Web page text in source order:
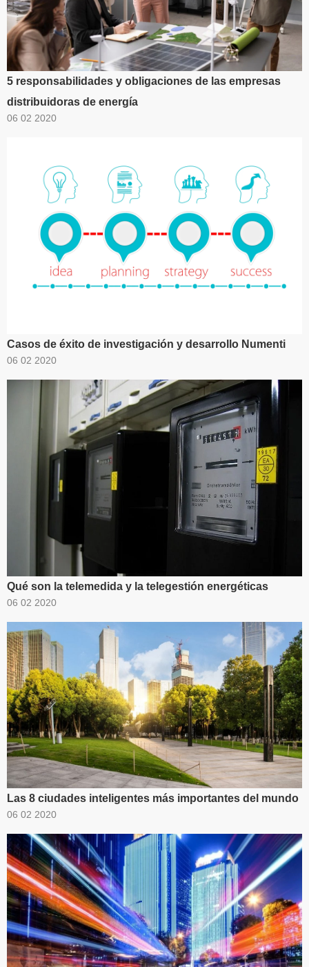
5 responsabilidades y obligaciones de las empresas
distribuidoras de energía
06 02 2020
Casos de éxito de investigación y desarrollo Numenti
06 02 2020
Qué son la telemedida y la telegestión energéticas
06 02 2020
Las 8 ciudades inteligentes más importantes del mundo
06 02 2020